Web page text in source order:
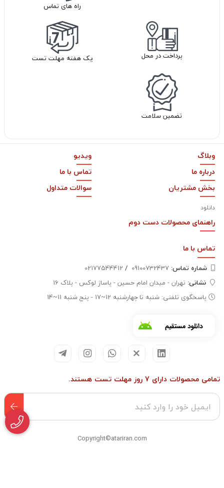
راه های تماس
پرداخت در محل یک هفته مهلت تست
تضمین سلامت
وبلاگ
ویدیو
درباره ما
تماس با ما
بخش مشتریان
دانلود
سوالات متداول
راهنمای محصولات دست دوم
تماس با ما
شماره تماس‌: /
02177544412
نشانی: تهران - میدان امام حسین - پاساژ لوکس - پلاک 16
پاسخگوی تلفنی: شنبه تا چهارشنبه 12~17 - پنج شنبه 11~14
تمامی محصولات دارای 7 روز مهلت تست هستند.
Copyright©atariran.com